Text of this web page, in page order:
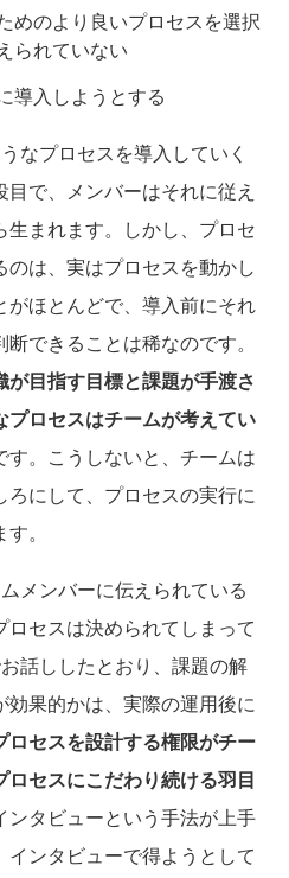
めのより良いプロセスを選択
られていない
導入しようとする
なプロセスを導入していく
で、メンバーはそれに従え
まれます。しかし、プロセ
は、実はプロセスを動かし
ほとんどで、導入前にそれ
できることは稀なのです。
目指す目標と課題が手渡さ
ロセスはチームが考えてい
す。こうしないと、チームは
にして、プロセスの実行に
。
メンバーに伝えられている
セスは決められてしまって
話ししたとおり、課題の解
果的かは、実際の運用後に
ロセスを設計する権限がチー
セスにこだわり続ける羽目
ンタビューという手法が上手
インタビューで得ようとして